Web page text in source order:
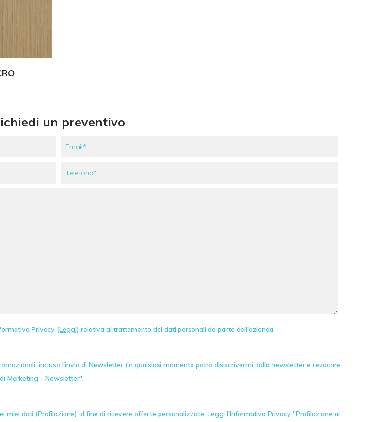
un preventivo
Privacy (Leggi) relativa al trattamento dei dati personali da parte dell'azienda.
incluso l'invio di Newsletter (in qualsiasi momento potrò disiscrivermi dalla newsletter e revocare
Marketing - Newsletter".
dati (Profilazione) al fine di ricevere offerte personalizzate. Leggi l'Informativa Privacy "Profilazione ai